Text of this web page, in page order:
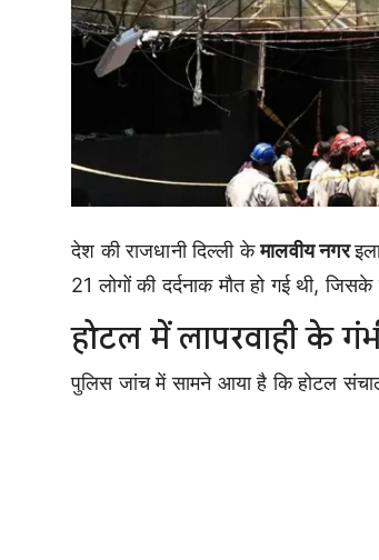
देश की राजधानी दिल्ली केमालवीय नगर
21 लोगों की दर्दनाक मौत हो गई थी,
होटल में लापरवाही के
पुलिस जांच में सामने आया है कि होटल